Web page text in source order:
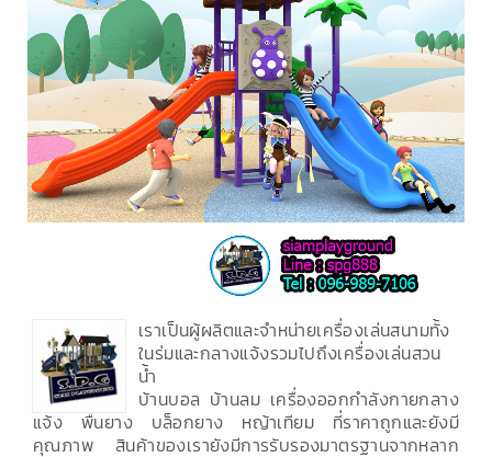
เราเป็นผู้ผลิตและจำหน่ายเครื่องเล่นสนามทั้ง
ในร่มและกลางแจ้งรวมไปถึงเครื่องเล่นสวน
น้ำ
บ้านบอล บ้านลม เครื่องออกกำลังกายกลาง
แจ้ง พื้นยาง บล็อกยาง หญ้าเทียม ที่ราคาถูกและยังมี
คุณภาพ สินค้าของเรายังมีการรับรองมาตรฐานจากหลาก